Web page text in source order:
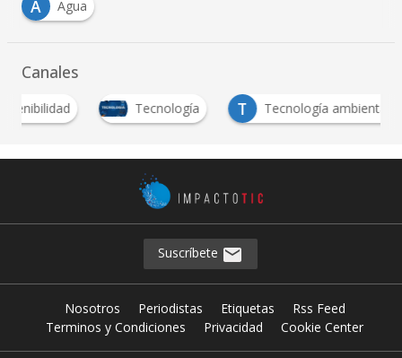
A
Agua
Canales
Tecnología Tecnología ambiental
Suscríbete
Nosotros Periodistas Etiquetas
Rss Feed
Terminos y Condiciones
Privacidad Cookie Center